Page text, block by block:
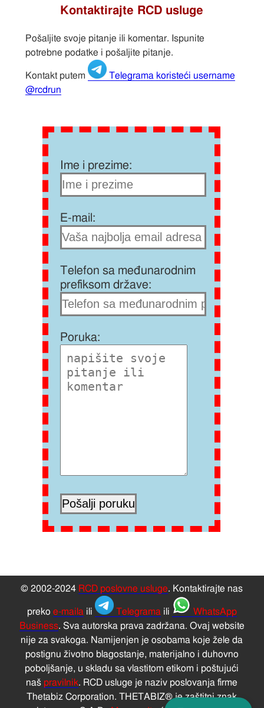
Kontaktirajte RCD usluge
Pošaljite svoje pitanje ili komentar. Ispunite
potrebne podatke i pošaljite pitanje.
Kontakt putem
Telegrama koristeći username
@rcdrun
Ime i prezime:
E-mail:
Telefon sa međunarodnim
prefiksom države:
Poruka:
© 2002-2024 RCD poslovne usluge. Kontaktirajte nas
preko e-maila ili Telegrama ili
WhatsApp
Business. Sva autorska prava zadržana. Ovaj website
nije za svakoga. Namijenjen je osobama koje žele da
postignu životno blagostanje, materijalno i duhovno
poboljšanje, u skladu sa vlastitom etikom i poštujući
naš pravilnik. RCD usluge je naziv poslovanja firme
Thetabiz Corporation. THETABIZ® je zaštitni znak